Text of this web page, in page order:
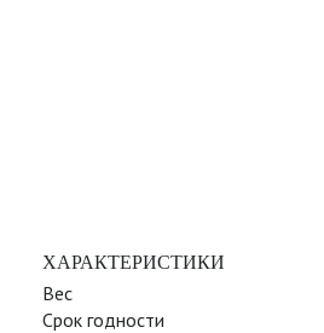
ХАРАКТЕРИСТИКИ
Вес
Срок годности